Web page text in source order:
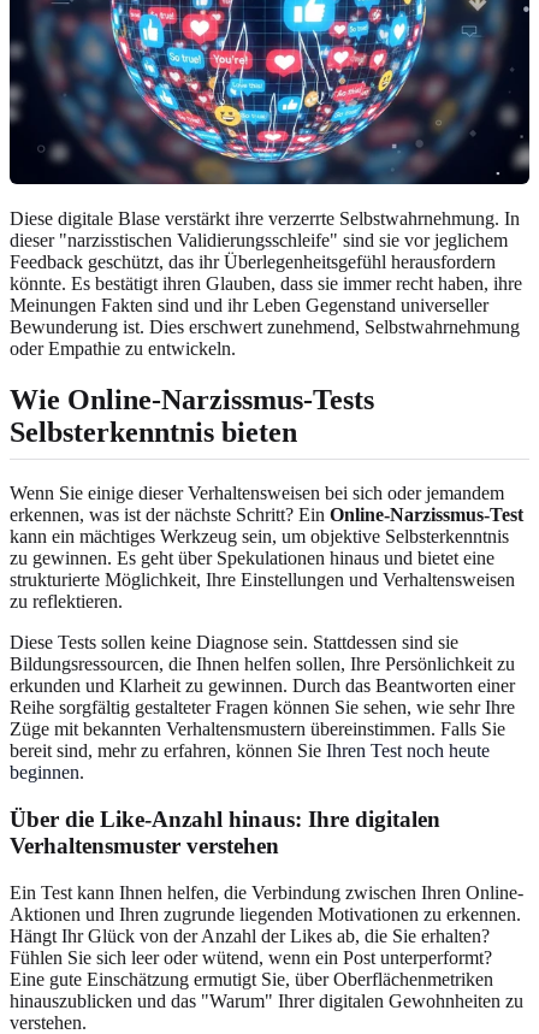
Diese digitale Blase verstärkt ihre verzerrte Selbstwahrnehmung. In
dieser "narzisstischen Validierungsschleife" sind sie vor jeglichem
Feedback geschützt, das ihr Überlegenheitsgefühl herausfordern
könnte. Es bestätigt ihren Glauben, dass sie immer recht haben, ihre
Meinungen Fakten sind und ihr Leben Gegenstand universeller
Bewunderung ist. Dies erschwert zunehmend, Selbstwahrnehmung
oder Empathie zu entwickeln.
Wie Online-Narzissmus-Tests
Selbsterkenntnis bieten
Wenn Sie einige dieser Verhaltensweisen bei sich oder jemandem
erkennen, was ist der nächste Schritt? Ein Online-Narzissmus-Test
kann ein mächtiges Werkzeug sein, um objektive Selbsterkenntnis
zu gewinnen. Es geht über Spekulationen hinaus und bietet eine
strukturierte Möglichkeit, Ihre Einstellungen und Verhaltensweisen
zu reflektieren.
Diese Tests sollen keine Diagnose sein. Stattdessen sind sie
Bildungsressourcen, die Ihnen helfen sollen, Ihre Persönlichkeit zu
erkunden und Klarheit zu gewinnen. Durch das Beantworten einer
Reihe sorgfältig gestalteter Fragen können Sie sehen, wie sehr Ihre
Züge mit bekannten Verhaltensmustern übereinstimmen. Falls Sie
bereit sind, mehr zu erfahren, können Sie Ihren Test noch heute
beginnen.
Über die Like-Anzahl hinaus: Ihre digitalen
Verhaltensmuster verstehen
Ein Test kann Ihnen helfen, die Verbindung zwischen Ihren Online-
Aktionen und Ihren zugrunde liegenden Motivationen zu erkennen.
Hängt Ihr Glück von der Anzahl der Likes ab, die Sie erhalten?
Fühlen Sie sich leer oder wütend, wenn ein Post unterperformt?
Eine gute Einschätzung ermutigt Sie, über Oberflächenmetriken
hinauszublicken und das "Warum" Ihrer digitalen Gewohnheiten zu
verstehen.